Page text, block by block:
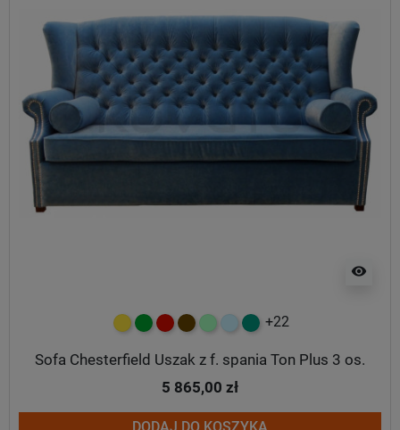
visibility
żółtyzielonyczerwony
czekoladowy
miętowybłękitny
turkusowy
+22
Sofa Chesterfield Uszak z f. spania Ton Plus 3 os.
5 865,00 zł